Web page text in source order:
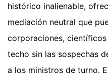
histórico inalienable,
mediación neutral que
corporaciones,
techo sin las sospechas
a los ministros de turno.